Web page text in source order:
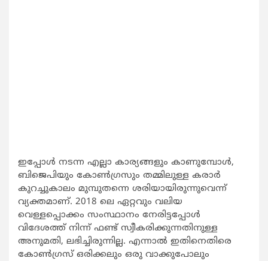
ഇപ്പോള്‍ നടന്ന എല്ലാ കാര്യങ്ങളും കാണുമ്പോള്‍,
ബിജെപിയും കോണ്‍ഗ്രസും തമ്മിലുള്ള കരാര്‍
കുറച്ചുകാലം മുമ്പുതന്നെ ശരിയായിരുന്നുവെന്ന്
വ്യക്തമാണ്. 2018 ലെ ഏറ്റവും വലിയ
വെള്ളപ്പൊക്കം സംസ്ഥാനം നേരിട്ടപ്പോള്‍
വിദേശത്ത് നിന്ന് ഫണ്ട് സ്വീകരിക്കുന്നതിനുള്ള
അനുമതി, ലഭിച്ചിരുന്നില്ല. എന്നാല്‍ ഇതിനെതിരെ
കോണ്‍ഗ്രസ് ഒരിക്കലും ഒരു വാക്കുപോലും